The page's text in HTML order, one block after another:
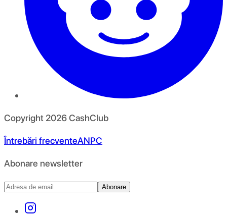
Copyright 2026CashClub
Întrebări frecventeANPC
Abonare newsletter
Abonare